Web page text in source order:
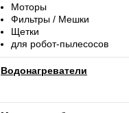
Моторы
Фильтры / Мешки
Щетки
для робот-пылесосов
Водонагреватели